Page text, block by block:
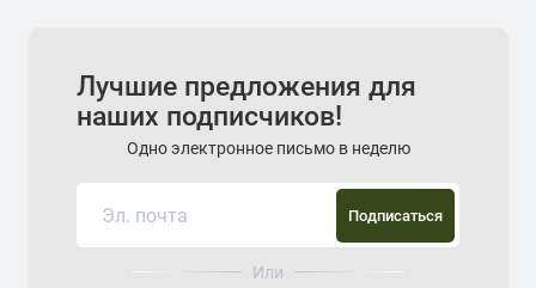
Лучшие предложения для
наших подписчиков!
Одно электронное письмо в неделю
Подписаться
Или